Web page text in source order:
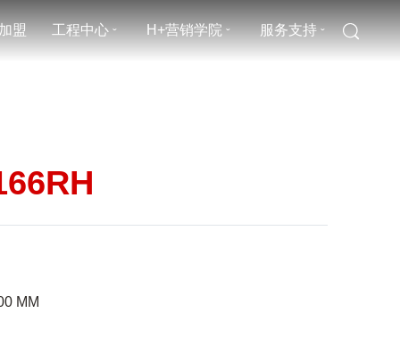
盟 工程中心 ˇ H+营销学院 ˇ 服务支持 ˇ
MM